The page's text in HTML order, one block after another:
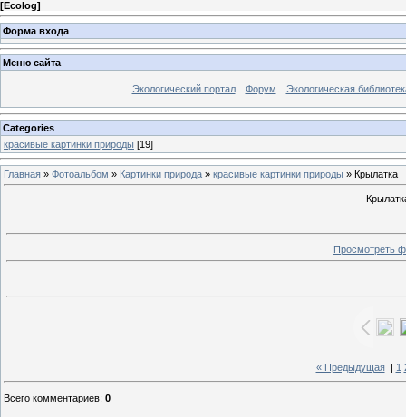
[Ecolog]
Форма входа
Меню сайта
Экологический портал Форум Экологическая
Categories
красивые картинки природы [19]
Главная » Фотоальбом » Картинки природа » красивые картинки природы » Крылатка
Просмотреть
« Предыдущая| 1
Всего комментариев: 0